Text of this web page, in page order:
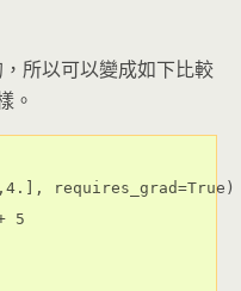
所以可以變成如下比較
。
requires_grad=True)